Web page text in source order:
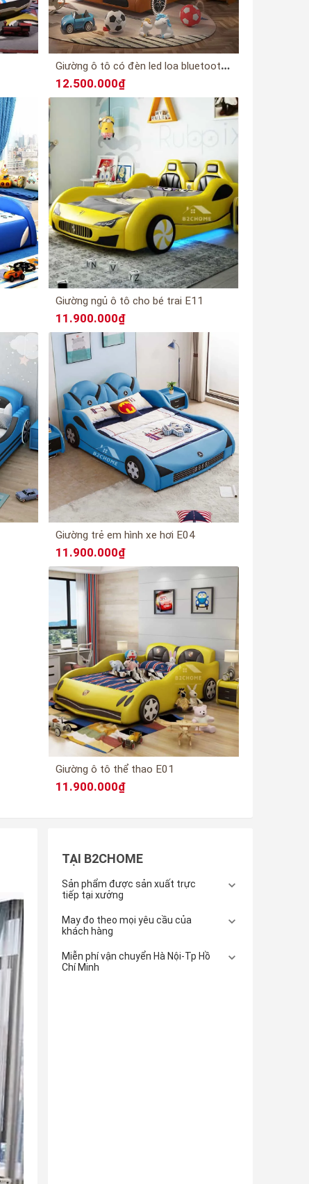
G
iường ô tô có đèn led loa bluetooth E18
12.500.000₫
Giường ngủ ô tô cho bé trai E11
11.900.000₫
Giường trẻ em hình xe hơi E04
11.900.000₫
Giường ô tô thể thao E01
11.900.000₫
TẠI B2CHOME
Sản phẩm được sản xuất trực
tiếp tại xưởng
May đo theo mọi yêu cầu của
khách hàng
Miễn phí vận chuyển Hà Nội-Tp Hồ
Chí Minh